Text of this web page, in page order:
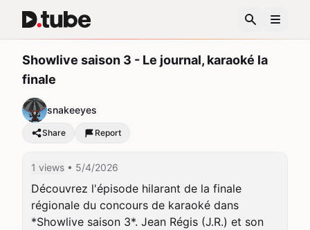
Showlive saison 3 - Le journal, karaoké la
finale
snakeeyes
Share Report
1 views • 5/4/2026
Découvrez l'épisode hilarant de la finale
régionale du concours de karaoké dans
*Showlive saison 3*. Jean Régis (J.R.) et son